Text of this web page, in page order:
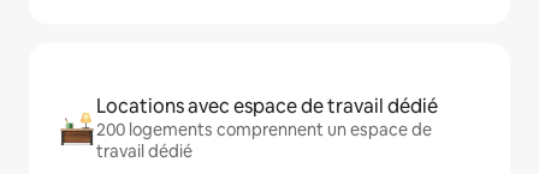
Locations avec espace de travail dédié
200 logements comprennent un espace de
travail dédié